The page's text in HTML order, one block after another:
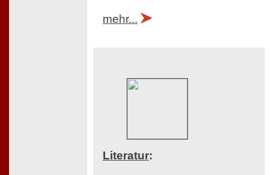
mehr...
Literatur: